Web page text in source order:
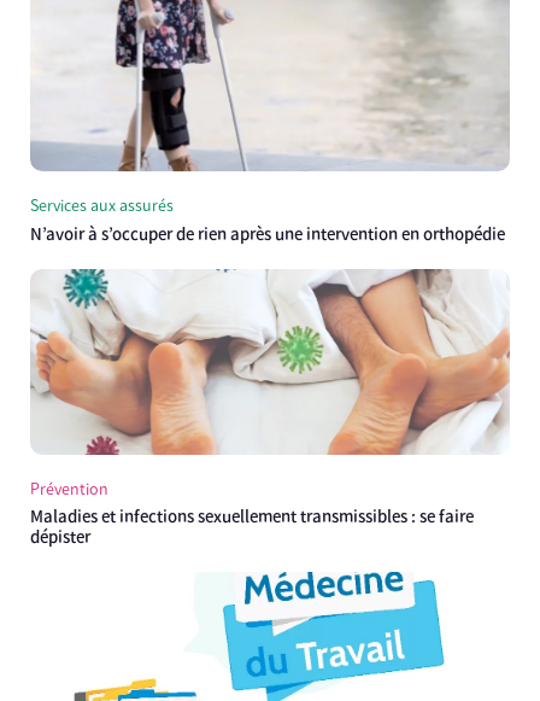
Services aux assurés
N’avoir à s’occuper de rien après une intervention en orthopédie
Prévention
Maladies et infections sexuellement transmissibles : se faire
dépister